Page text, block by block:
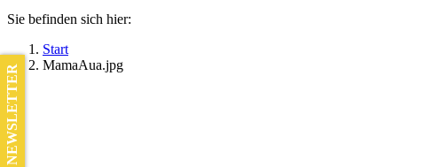
Sie befinden sich hier:
Start
MamaAua.jpg
NEWSLETTER